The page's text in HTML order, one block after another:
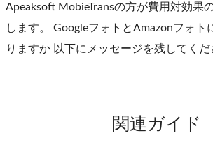
Apeaksoft MobieTransの方が費用対効果
します。 GoogleフォトとAmazonフォト
りますか 以下にメッセージを残してくだ
関連ガイド